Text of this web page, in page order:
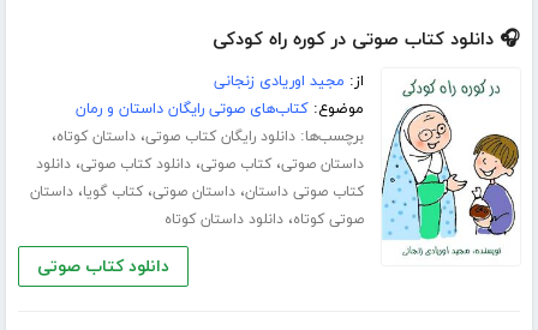
🎧 دانلود کتاب صوتی در کوره راه کودکی
از: مجید اوریادی زنجانی
موضوع:کتاب‌های صوتی رایگان داستان و رمان
برچسب‌ها:دانلود رایگان کتاب صوتی،داستان کوتاه،
داستان صوتی،کتاب صوتی،دانلود کتاب صوتی،دانلود
کتاب صوتی داستان،داستان صوتی،کتاب گویا،داستان
صوتی کوتاه،دانلود داستان کوتاه
دانلود کتاب صوتی